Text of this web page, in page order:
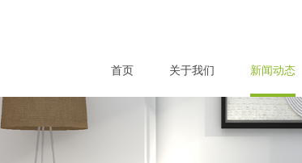
首页 关于我们 新闻动态